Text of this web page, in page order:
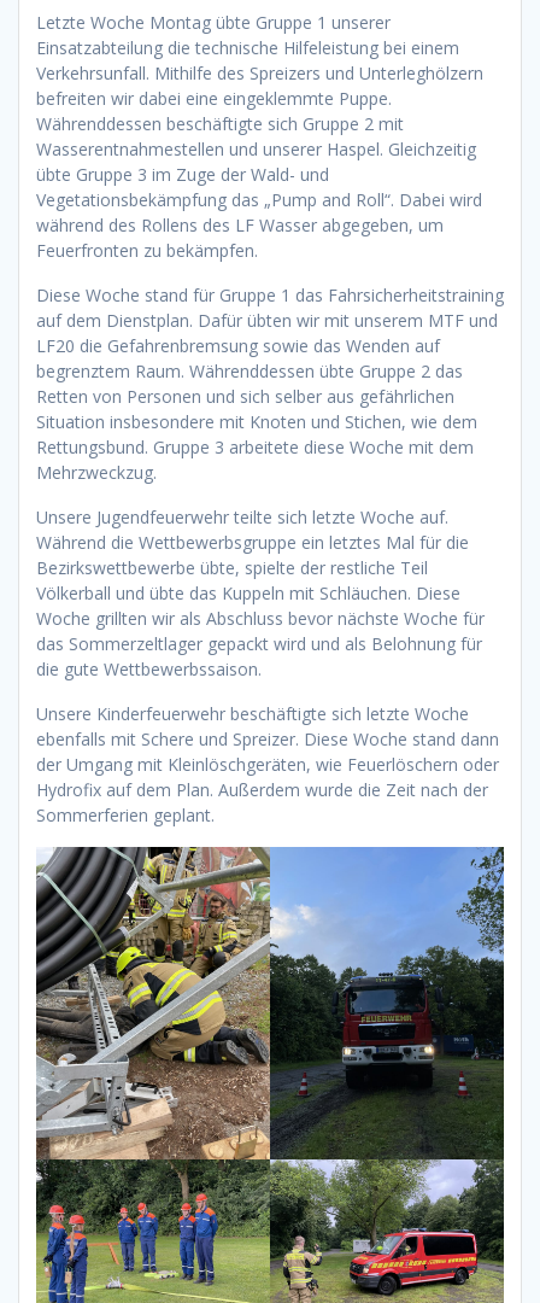
Letzte Woche Montag übte Gruppe 1 unserer
Einsatzabteilung die technische Hilfeleistung bei einem
Verkehrsunfall. Mithilfe des Spreizers und Unterleghölzern
befreiten wir dabei eine eingeklemmte Puppe.
Währenddessen beschäftigte sich Gruppe 2 mit
Wasserentnahmestellen und unserer Haspel. Gleichzeitig
übte Gruppe 3 im Zuge der Wald- und
Vegetationsbekämpfung das „Pump and Roll“. Dabei wird
während des Rollens des LF Wasser abgegeben, um
Feuerfronten zu bekämpfen.
Diese Woche stand für Gruppe 1 das Fahrsicherheitstraining
auf dem Dienstplan. Dafür übten wir mit unserem MTF und
LF20 die Gefahrenbremsung sowie das Wenden auf
begrenztem Raum. Währenddessen übte Gruppe 2 das
Retten von Personen und sich selber aus gefährlichen
Situation insbesondere mit Knoten und Stichen, wie dem
Rettungsbund. Gruppe 3 arbeitete diese Woche mit dem
Mehrzweckzug.
Unsere Jugendfeuerwehr teilte sich letzte Woche auf.
Während die Wettbewerbsgruppe ein letztes Mal für die
Bezirkswettbewerbe übte, spielte der restliche Teil
Völkerball und übte das Kuppeln mit Schläuchen. Diese
Woche grillten wir als Abschluss bevor nächste Woche für
das Sommerzeltlager gepackt wird und als Belohnung für
die gute Wettbewerbssaison.
Unsere Kinderfeuerwehr beschäftigte sich letzte Woche
ebenfalls mit Schere und Spreizer. Diese Woche stand dann
der Umgang mit Kleinlöschgeräten, wie Feuerlöschern oder
Hydrofix auf dem Plan. Außerdem wurde die Zeit nach der
Sommerferien geplant.